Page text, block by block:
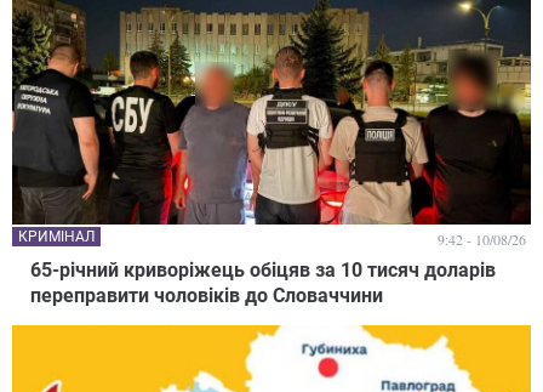
65-річний криворіжець обіцяв за 10 тисяч доларів
переправити чоловіків до Словаччини
КРИМІНАЛ 9:42 - 10/08/26